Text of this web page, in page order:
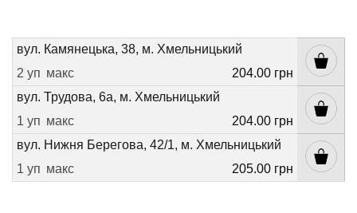
вул. Камянецька, 38, м. Хмельницький
2 уп макс
204.00 грн
вул. Трудова, 6а, м. Хмельницький
1 уп макс
204.00 грн
вул. Нижня Берегова, 42/1, м. Хмельницький
1 уп макс 205.00 грн